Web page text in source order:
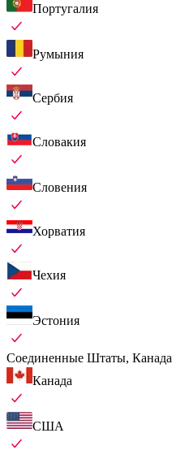
Португалия
Румыния
Сербия
Словакия
Словения
Хорватия
Чехия
Эстония
Соединенные Штаты, Канада
Канада
США